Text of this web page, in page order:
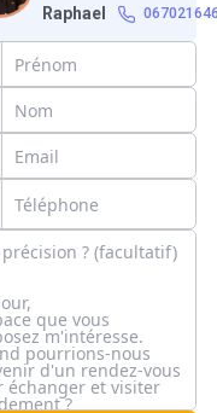
Raphael